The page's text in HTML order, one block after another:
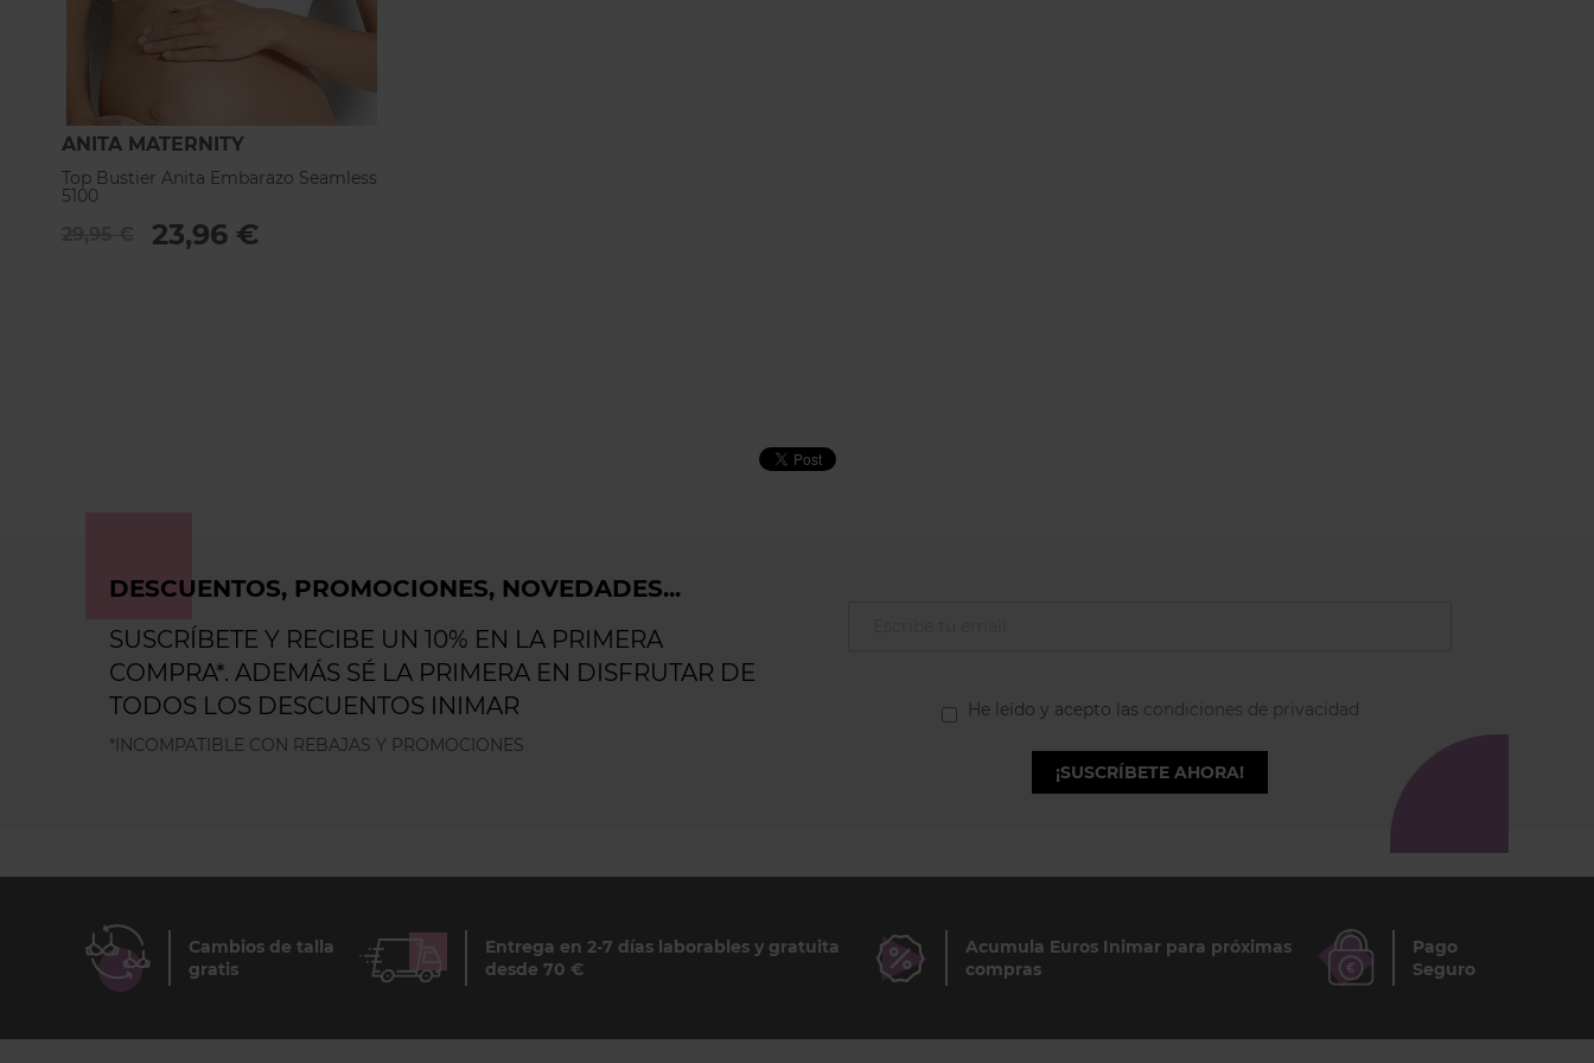
ANITA MATERNITY
Top Bustier Anita Embarazo Seamless
5100
23,96 €
DESCUENTOS, PROMOCIONES, NOVEDADES...
SUSCRÍBETE Y RECIBE UN 10% EN LA PRIMERA
COMPRA*. ADEMÁS SÉ LA PRIMERA EN DISFRUTAR DE
TODOS LOS DESCUENTOS INIMAR
*INCOMPATIBLE CON REBAJAS Y PROMOCIONES
He leído y acepto las condiciones de privacidad
¡SUSCRÍBETE AHORA!
Cambios de talla
gratis
Entrega en 2-7 días laborables y gratuita
desde 70 €
Acumula Euros Inimar para próximas
compras
Pago
Seguro